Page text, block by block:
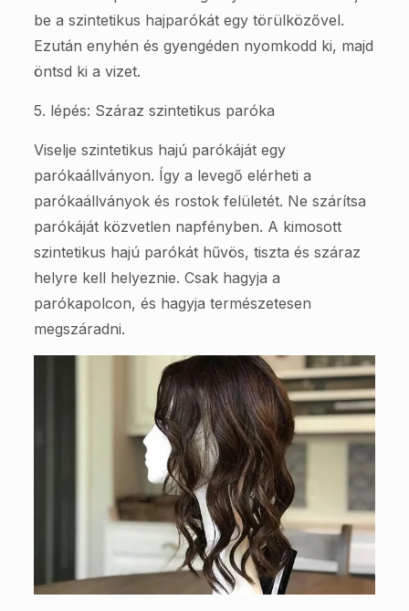
be a szintetikus hajparókát egy törülközővel.
Ezután enyhén és gyengéden nyomkodd ki, majd
öntsd ki a vizet.
5. lépés: Száraz szintetikus paróka
Viselje szintetikus hajú parókáját egy
parókaállványon. Így a levegő elérheti a
parókaállványok és rostok felületét. Ne szárítsa
parókáját közvetlen napfényben. A kimosott
szintetikus hajú parókát hűvös, tiszta és száraz
helyre kell helyeznie. Csak hagyja a
parókapolcon, és hagyja természetesen
megszáradni.